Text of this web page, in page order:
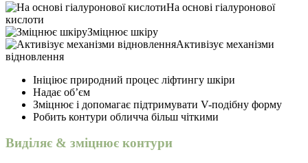
На основі гіалуронової
кислоти
Зміцнює шкіру
Активізує механізми
відновлення
Ініціює природний процес ліфтингу шкіри
Надає об’єм
Зміцнює і допомагає підтримувати V-подібну форму
Робить контури обличча більш чіткими
Виділяє & зміцнює контури